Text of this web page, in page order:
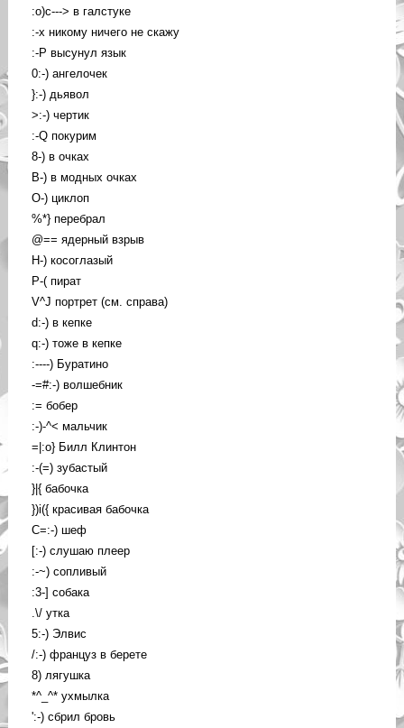
:o)c---> в галстуке
:-x никому ничего не скажу
:-P высунул язык
0:-) ангелочек
}:-) дьявол
>:-) чертик
:-Q покурим
8-) в очках
B-) в модных очках
O-) циклоп
%*} перебрал
@== ядерный взрыв
H-) косоглазый
P-( пират
V^J портрет (см. справа)
d:-) в кепке
q:-) тоже в кепке
:----) Буратино
-=#:-) волшебник
:= бобер
:-)-^< мальчик
=|:o} Билл Клинтон
:-(=) зубастый
}|{ бабочка
})i({ красивая бабочка
С=:-) шеф
[:-) слушаю плеер
:-~) сопливый
:3-] собака
.\/ утка
5:-) Элвис
/:-) француз в берете
8) лягушка
*^_^* ухмылка
':-) сбрил бровь